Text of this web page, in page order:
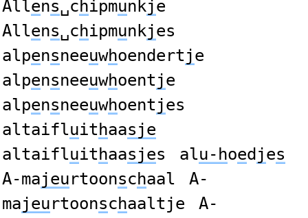
Allens␣chipmunkje
Allens␣chipmunkjes
alpensneeuwhoendertje
alpensneeuwhoentje
alpensneeuwhoentjes
altaifluithaasje
altaifluithaasjes alu-hoed jes
A-majeurtoonschaal
A-
majeurtoonschaaltje
A-